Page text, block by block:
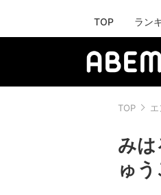
TOP ラン
TOP
み
ゅう